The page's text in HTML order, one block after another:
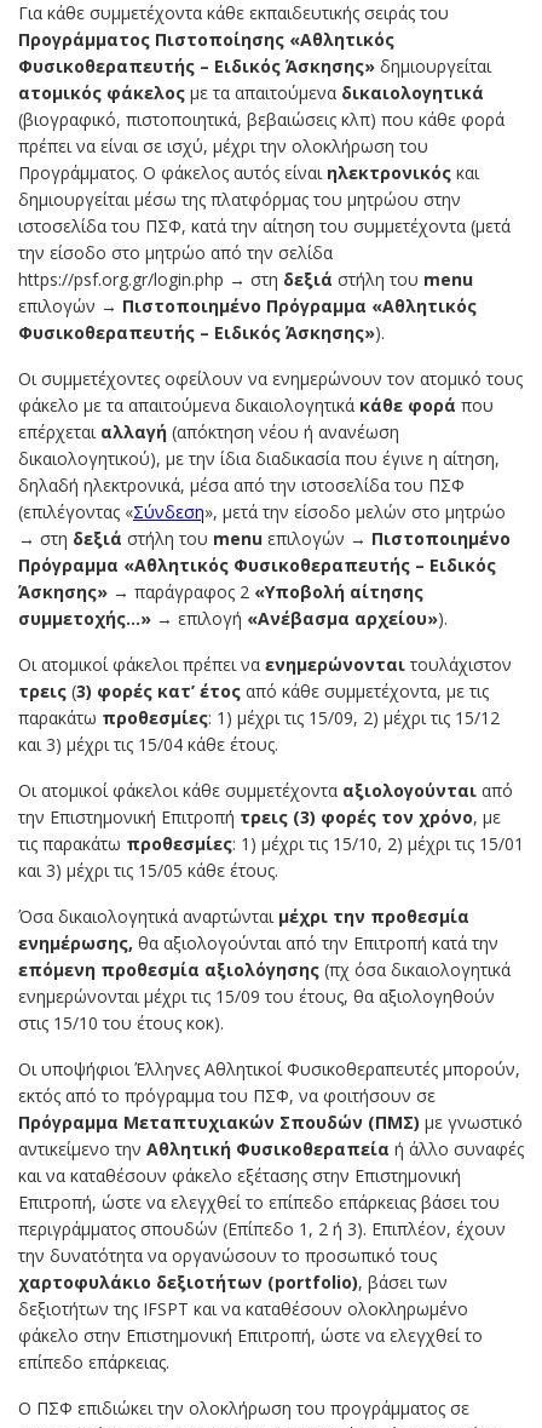
Για κάθε συμμετέχοντα κάθε εκπαιδευτικής σειράς του
Προγράμματος Πιστοποίησης «Αθλητικός
Φυσικοθεραπευτής – Ειδικός Άσκησης» δημιουργείται
ατομικός φάκελος με τα απαιτούμενα δικαιολογητικά
(βιογραφικό, πιστοποιητικά, βεβαιώσεις κλπ) που κάθε φορά
πρέπει να είναι σε ισχύ, μέχρι την ολοκλήρωση του
Προγράμματος. Ο φάκελος αυτός είναι ηλεκτρονικός και
δημιουργείται μέσω της πλατφόρμας του μητρώου στην
ιστοσελίδα του ΠΣΦ, κατά την αίτηση του συμμετέχοντα (μετά
την είσοδο στο μητρώο από την σελίδα
https://psf.org.gr/login.php → στη δεξιά στήλη του menu
επιλογών → Πιστοποιημένο Πρόγραμμα «Αθλητικός
Φυσικοθεραπευτής – Ειδικός Άσκησης»).
Οι συμμετέχοντες οφείλουν να ενημερώνουν τον ατομικό τους
φάκελο με τα απαιτούμενα δικαιολογητικά κάθε φορά που
επέρχεται αλλαγή (απόκτηση νέου ή ανανέωση
δικαιολογητικού), με την ίδια διαδικασία που έγινε η αίτηση,
δηλαδή ηλεκτρονικά, μέσα από την ιστοσελίδα του ΠΣΦ
(επιλέγοντας «Σύνδεση», μετά την είσοδο μελών στο μητρώο
→ στη δεξιά στήλη του menu επιλογών → Πιστοποιημένο
Πρόγραμμα «Αθλητικός Φυσικοθεραπευτής – Ειδικός
Άσκησης» → παράγραφος 2 «Υποβολή αίτησης
συμμετοχής…» → επιλογή «Ανέβασμα αρχείου»).
Οι ατομικοί φάκελοι πρέπει να ενημερώνονται τουλάχιστον
τρεις (3) φορές κατ’ έτος από κάθε συμμετέχοντα, με τις
παρακάτω προθεσμίες: 1) μέχρι τις 15/09, 2) μέχρι τις 15/12
και 3) μέχρι τις 15/04 κάθε έτους.
Οι ατομικοί φάκελοι κάθε συμμετέχοντα αξιολογούνται από
την Επιστημονική Επιτροπή τρεις (3) φορές τον χρόνο, με
τις παρακάτω προθεσμίες: 1) μέχρι τις 15/10, 2) μέχρι τις 15/01
και 3) μέχρι τις 15/05 κάθε έτους.
Όσα δικαιολογητικά αναρτώνται μέχρι την προθεσμία
ενημέρωσης, θα αξιολογούνται από την Επιτροπή κατά την
επόμενη προθεσμία αξιολόγησης (πχ όσα δικαιολογητικά
ενημερώνονται μέχρι τις 15/09 του έτους, θα αξιολογηθούν
στις 15/10 του έτους κοκ).
Οι υποψήφιοι Έλληνες Αθλητικοί Φυσικοθεραπευτές μπορούν,
εκτός από το πρόγραμμα του ΠΣΦ, να φοιτήσουν σε
Πρόγραμμα Μεταπτυχιακών Σπουδών (ΠΜΣ) με γνωστικό
αντικείμενο την Αθλητική Φυσικοθεραπεία ή άλλο συναφές
και να καταθέσουν φάκελο εξέτασης στην Επιστημονική
Επιτροπή, ώστε να ελεγχθεί το επίπεδο επάρκειας βάσει του
περιγράμματος σπουδών (Επίπεδο 1, 2 ή 3). Επιπλέον, έχουν
την δυνατότητα να οργανώσουν το προσωπικό τους
χαρτοφυλάκιο δεξιοτήτων (portfolio), βάσει των
δεξιοτήτων της IFSPT και να καταθέσουν ολοκληρωμένο
φάκελο στην Επιστημονική Επιτροπή, ώστε να ελεγχθεί το
επίπεδο επάρκειας.
Ο ΠΣΦ επιδιώκει την ολοκλήρωση του προγράμματος σε